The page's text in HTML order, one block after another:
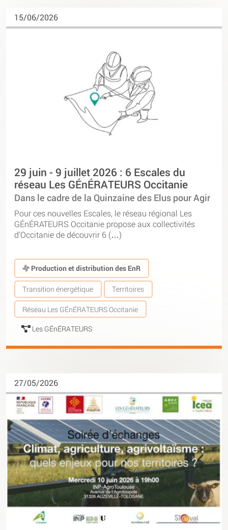
15/06/2026
29 juin - 9 juillet 2026 : 6 Escales du
réseau Les GÉnÉRATEURS Occitanie
Dans le cadre de la Quinzaine des Elus pour Agir
Pour ces nouvelles Escales, le réseau régional Les
GÉnÉRATEURS Occitanie propose aux collectivités
d’Occitanie de découvrir 6 (…)
Production et distribution des EnR
Transition énergétique Territoires
Réseau Les GÉnÉRATEURS Occitanie
Les GÉnÉRATEURS
27/05/2026